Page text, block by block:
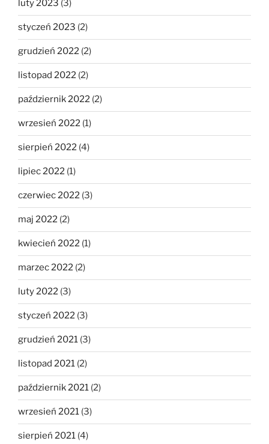
luty 2023 (3)
styczeń 2023 (2)
grudzień 2022 (2)
listopad 2022 (2)
październik 2022 (2)
wrzesień 2022 (1)
sierpień 2022 (4)
lipiec 2022 (1)
czerwiec 2022 (3)
maj 2022 (2)
kwiecień 2022 (1)
marzec 2022 (2)
luty 2022 (3)
styczeń 2022 (3)
grudzień 2021 (3)
listopad 2021 (2)
październik 2021 (2)
wrzesień 2021 (3)
sierpień 2021 (4)